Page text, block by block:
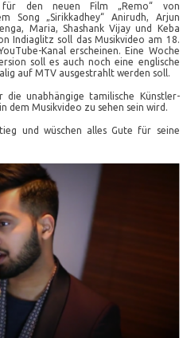
den neuen Film „Remo“ von
Song „Sirikkadhey“ Anirudh, Arjun
Maria, Shashank Vijay und Keba
Indiaglitz soll das Musikvideo am 18.
Kanal erscheinen. Eine Woche
soll es auch noch eine englische
auf MTV ausgestrahlt werden soll.
unabhängige tamilische Künstler-
dem Musikvideo zu sehen sein wird.
und wüschen alles Gute für seine